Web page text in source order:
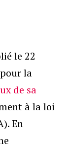
le 22
la
de sa
à la loi
En